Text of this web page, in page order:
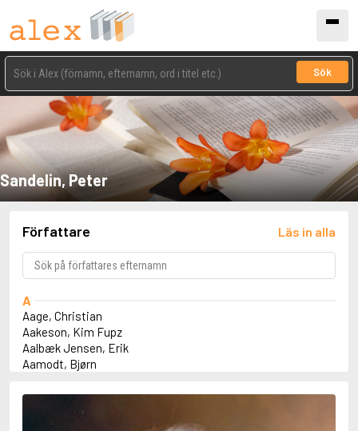
Sök
Sandelin, Peter
Författare Läs in alla
A
Aage, Christian
Aakeson, Kim Fupz
Aalbæk Jensen, Erik
Aamodt, Bjørn
Abbey, Kieran
Abbot, Anthony